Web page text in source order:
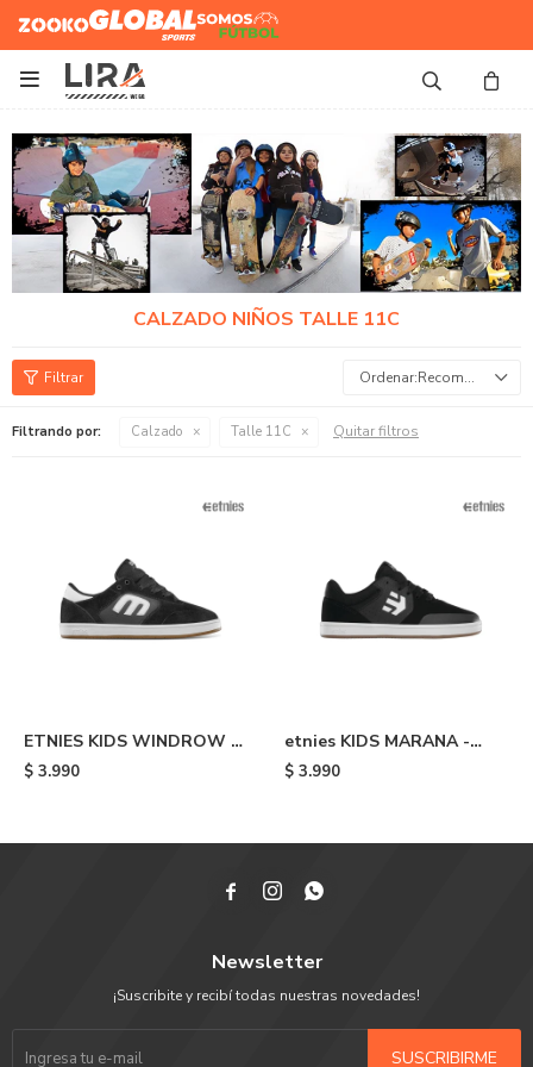
Zooko Global Sports
Somos
Futbol

CALZADO NIÑOS TALLE 11C
Recomendados
Filtrando por: Calzado Talle 11C Quitar filtros
ETNIES KIDS WINDROW -
Black/white
$ 3.990
etnies KIDS MARANA -
Black
$ 3.990
  
Newsletter
¡Suscribite y recibí todas nuestras novedades!
SUSCRIBIRME